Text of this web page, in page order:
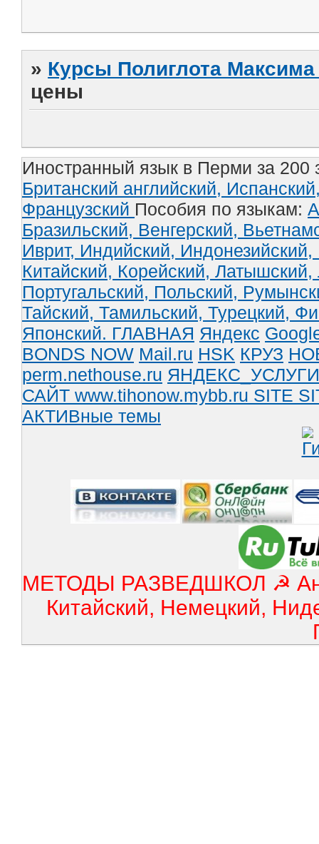
» Курсы Полиглота
цены
Иностранный язык в Перми за 200
Британский английский,
Французский Пособия по языкам:
Бразильский, Венгерский,
Иврит, Индийский, Индонезийский,
Китайский, Корейский, Латышский,
Португальский, Польский,
Тайский, Тамильский, Турецкий,
Японский. ГЛАВНАЯ Яндекс
BONDS NOW Mail.ru HSK КРУЗ
perm.nethouse.ru ЯНДЕКС_УСЛУГИ
САЙТ www.tihonow.mybb.ru SITE
АКТИВные темы
МЕТОДЫ РАЗВЕДШКОЛ ☭
Китайский, Немецкий,